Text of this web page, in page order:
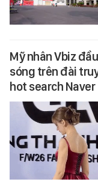
Mỹ nhân Vbiz
sóng trên đài
hot search Naver